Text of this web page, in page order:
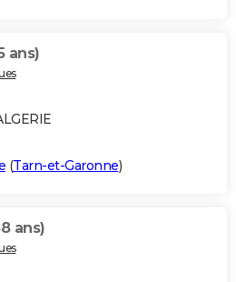
ans)
(Tarn-et-Garonne)
ans)